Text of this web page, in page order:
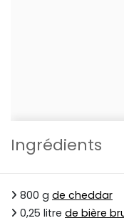
Ingrédients
800 g de cheddar
0,25 litre de bière